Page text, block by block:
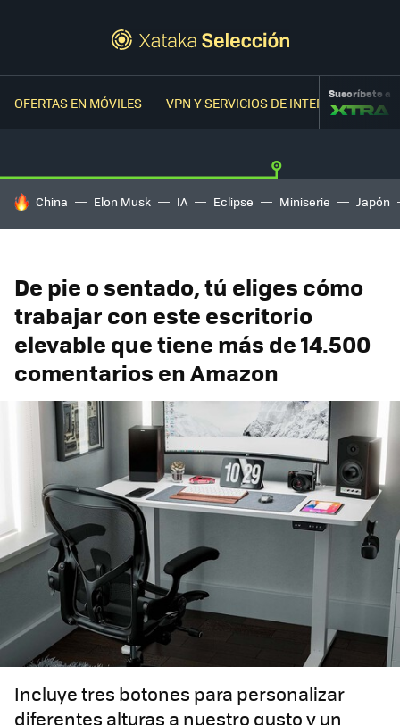
OFERTAS EN MÓVILES VPN Y SERVICIOS DE INTERNETSuscríbete a
HOY SE HABLA DE
China Elon Musk IA Eclipse Miniserie Japón
De pie o sentado, tú eliges cómo
trabajar con este escritorio
elevable que tiene más de 14.500
comentarios en Amazon
Incluye tres botones para personalizar
diferentes alturas a nuestro gusto y un